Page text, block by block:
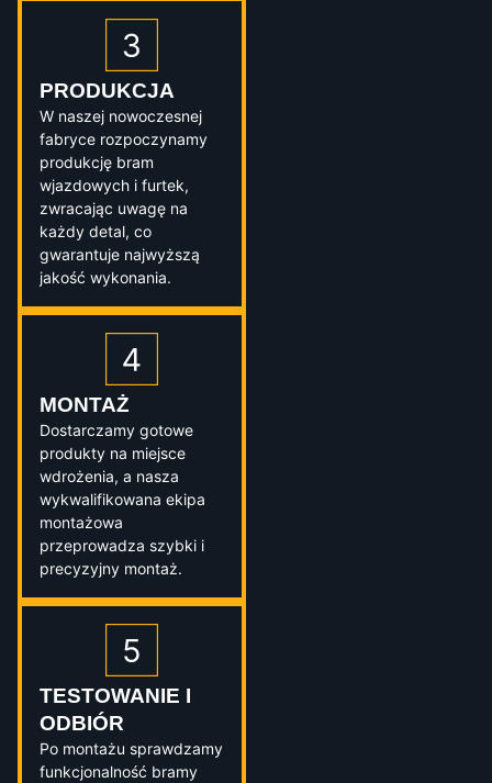
PRODUKCJA
W naszej nowoczesnej
fabryce rozpoczynamy
produkcję bram
wjazdowych i furtek,
zwracając uwagę na
każdy detal, co
gwarantuje najwyższą
jakość wykonania.
MONTAŻ
Dostarczamy gotowe
produkty na miejsce
wdrożenia, a nasza
wykwalifikowana ekipa
montażowa
przeprowadza szybki i
precyzyjny montaż.
TESTOWANIE I
ODBIÓR
Po montażu sprawdzamy
funkcjonalność bramy